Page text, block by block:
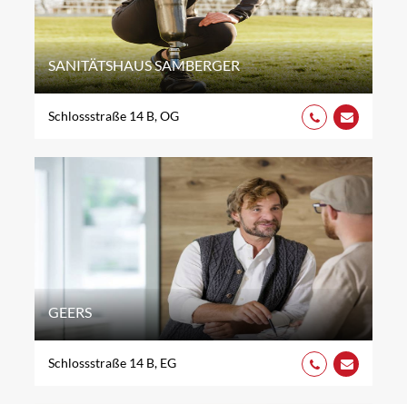
SANITÄTSHAUS SAMBERGER
Schlossstraße 14 B, OG
GEERS
Schlossstraße 14 B, EG